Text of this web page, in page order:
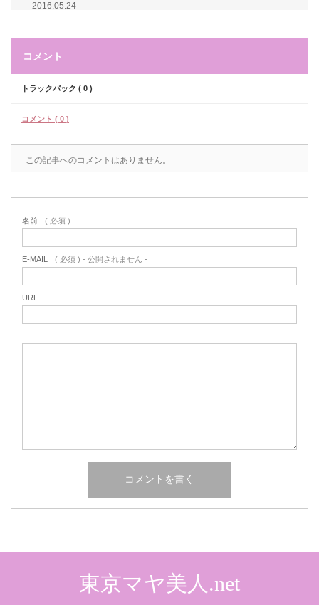
2016.05.24
コメント
トラックバック ( 0 )
コメント ( 0 )
この記事へのコメントはありません。
名前 ( 必須 )
E-MAIL ( 必須 ) - 公開されません -
URL
東京マヤ美人.net